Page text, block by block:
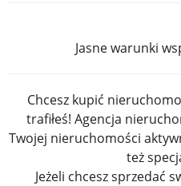
Jasne warunki
Chcesz kupić
trafiłeś! Agencja
Twojej nieruchomości
też
Jeżeli chcesz sprzedać